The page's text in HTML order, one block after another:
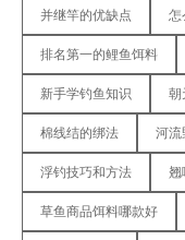
并继竿的优缺点 怎
排名第一的鲤鱼饵料
新手学钓鱼知识 朝
棉线结的绑法 河流
浮钓技巧和方法 翘
草鱼商品饵料哪款好